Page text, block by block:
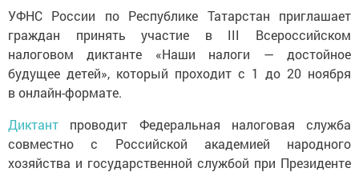
УФНС России по Республике Татарстан приглашает
граждан принять участие в III Всероссийском
налоговом диктанте «Наши налоги — достойное
будущее детей», который проходит с 1 до 20 ноября
в онлайн-формате.
Диктант проводит Федеральная налоговая служба
совместно с Российской академией народного
хозяйства и государственной службой при Президенте